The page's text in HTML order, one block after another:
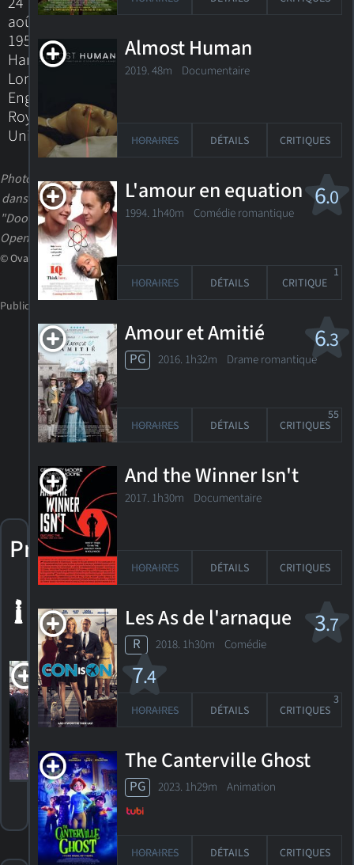
août
1957
Hampstead,
London,
England,
Royaume-
Uni
Photo
dans
"Doors
Open"
© Ovation
Prix
1 nomination
aux Golden
Globes
7.4
Wilde
Nomination,
Meilleur
acteur - film
dramatique
Almost Human
2019. 48m Documentaire
HORAIRES DÉTAILS CRITIQUES
6.0
L'amour en equation
1994. 1h40m Comédie romantique
HORAIRES DÉTAILS CRITIQUE
1
6.3
Amour et Amitié
PG 2016. 1h32m Drame romantique
HORAIRES DÉTAILS CRITIQUES
55
And the Winner Isn't
2017. 1h30m Documentaire
HORAIRES DÉTAILS CRITIQUES
3.7
Les As de l'arnaque
R 2018. 1h30m Comédie
HORAIRES DÉTAILS CRITIQUES
3
The Canterville Ghost
PG 2023. 1h29m Animation
HORAIRES DÉTAILS CRITIQUES